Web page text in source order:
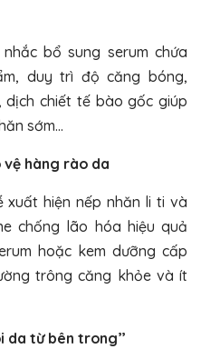
bổ sung serum chứa
duy trì độ căng bóng,
chiết tế bào gốc giúp
sớm…
vệ hàng rào da
xuất hiện nếp nhăn li ti và
chống lão hóa hiệu quả
hoặc kem dưỡng cấp
trông căng khỏe và ít
da từ bên trong”